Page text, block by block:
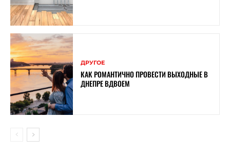
ДРУГОЕ
КАК РОМАНТИЧНО ПРОВЕСТИ ВЫХОДНЫЕ В
ДНЕПРЕ ВДВОЕМ